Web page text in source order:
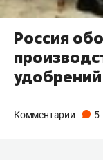
Россия
удобрений
Комментарии 5